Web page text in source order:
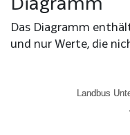
Das Diagramm
und nur Werte, die